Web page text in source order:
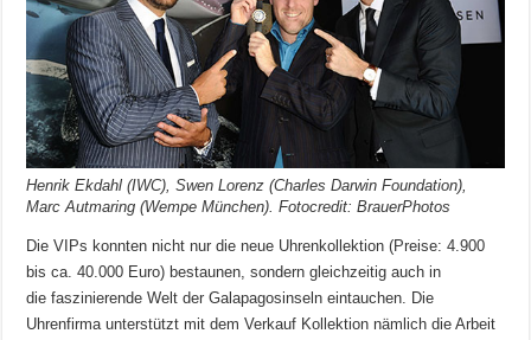
Henrik Ekdahl (IWC), Swen Lorenz (Charles Darwin Foundation),
Marc Autmaring (Wempe München). Fotocredit: BrauerPhotos
Die VIPs konnten nicht nur die neue Uhrenkollektion (Preise: 4.900
bis ca. 40.000 Euro) bestaunen, sondern gleichzeitig auch in
die faszinierende Welt der Galapagosinseln eintauchen. Die
Uhrenfirma unterstützt mit dem Verkauf Kollektion nämlich die Arbeit